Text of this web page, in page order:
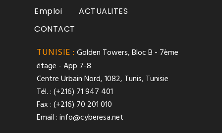
Emploi
ACTUALITES
CONTACT
TUNISIE : Golden Towers, Bloc B - 7ème
étage - App 7-8
Centre Urbain Nord, 1082, Tunis, Tunisie
Tél. : (+216) 71 947 401
Fax : (+216) 70 201 010
Email :info@cyberesa.net